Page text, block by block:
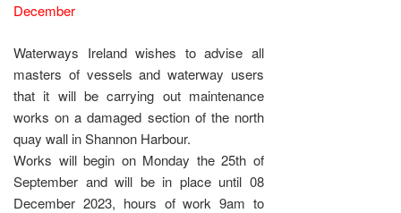
December
Waterways Ireland wishes to advise all
masters of vessels and waterway users
that it will be carrying out maintenance
works on a damaged section of the north
quay wall in Shannon Harbour.
Works will begin on Monday the 25th of
September and will be in place until 08
December 2023, hours of work 9am to